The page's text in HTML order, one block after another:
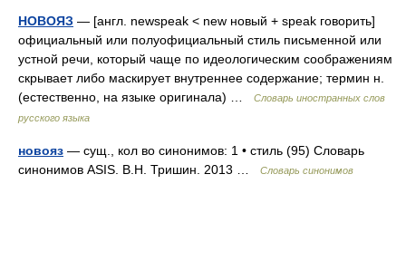
НОВОЯЗ — [англ. newspeak < new новый + speak говорить]
официальный или полуофициальный стиль письменной или
устной речи, который чаще по идеологическим соображениям
скрывает либо маскирует внутреннее содержание; термин н.
(естественно, на языке оригинала) …
Словарь иностранных слов
русского языка
новояз — сущ., кол во синонимов: 1 • стиль (95) Словарь
синонимов ASIS. В.Н. Тришин. 2013 …
Словарь синонимов